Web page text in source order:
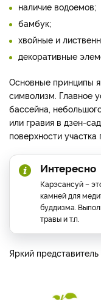
наличие водоемов;
бамбук;
хвойные и
декоративные
Основные принципы
символизм. Главное
бассейна,
или гравия в дзен-
поверхности
Интересно
Карэсансуй –
камней для
буддизма.
травы и т.п.
Яркий